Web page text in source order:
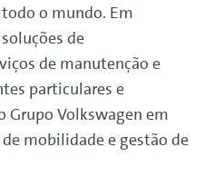
o mundo. Em
de
de manutenção e
particulares e
Grupo Volkswagen em
mobilidade e gestão de